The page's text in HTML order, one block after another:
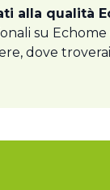
alla qualità
su
dove